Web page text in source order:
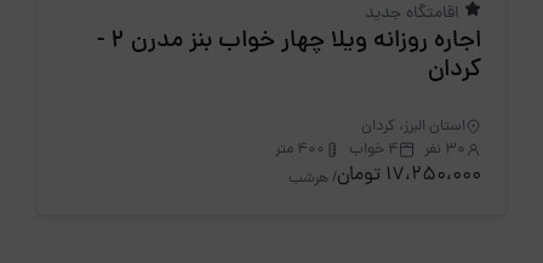
اقامتگاه جدید
اجاره روزانه ویلا چهار خواب بنز مدرن 2 -
کردان
استان البرز، کردان
30 نفر
4 خواب 400 متر
17،250،000 تومان / هرشب